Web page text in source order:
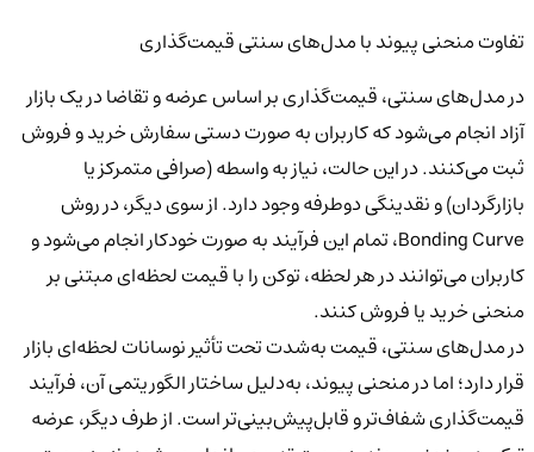
تفاوت منحنی پیوند با مدل‌های سنتی قیمت‌گذاری
در مدل‌های سنتی، قیمت‌گذاری بر اساس عرضه و تقاضا در یک بازار
آزاد انجام می‌شود که کاربران به صورت دستی سفارش خرید و فروش
ثبت می‌کنند. در این حالت، نیاز به واسطه (صرافی متمرکز یا
بازارگردان) و نقدینگی دوطرفه وجود دارد. از سوی دیگر، در روش
Bonding Curve، تمام این فرآیند به صورت خودکار انجام می‌شود و
کاربران می‌توانند در هر لحظه، توکن را با قیمت لحظه‌ای مبتنی بر
منحنی خرید یا فروش کنند.
در مدل‌های سنتی، قیمت به‌شدت تحت تأثیر نوسانات لحظه‌ای بازار
قرار دارد؛ اما در منحنی پیوند، به‌دلیل ساختار الگوریتمی آن، فرآیند
قیمت‌گذاری شفاف‌تر و قابل‌پیش‌بینی‌تر است. از طرف دیگر، عرضه